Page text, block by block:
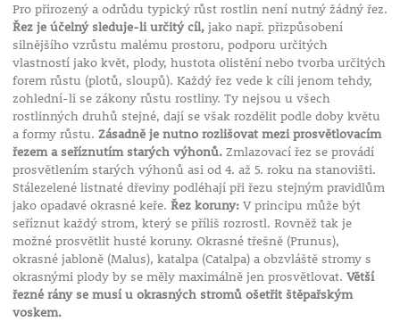
Pro přirozený a odrůdu typický růst rostlin není nutný žádný řez.
Řez je účelný sleduje-li určitý cíl,jako např. přizpůsobení
silnějšího vzrůstu malému prostoru, podporu určitých
vlastností jako květ, plody, hustota olistění nebo tvorba určitých
forem růstu (plotů, sloupů). Každý řez vede k cíli jenom tehdy,
zohlední-li se zákony růstu rostliny. Ty nejsou u všech
rostlinných druhů stejné, dají se však rozdělit podle doby květu
a formy růstu. Zásadně je nutno rozlišovat mezi prosvětlovacím
řezem a seříznutím starých výhonů.Zmlazovací řez se provádí
prosvětlením starých výhonů asi od 4. až 5. roku na stanovišti.
Stálezelené listnaté dřeviny podléhají při řezu stejným pravidlům
jako opadavé okrasné keře. Řez koruny:V principu může být
seříznut každý strom, který se příliš rozrostl. Rovněž tak je
možné prosvětlit husté koruny. Okrasné třešně (Prunus),
okrasné jabloně (Malus), katalpa (Catalpa) a obzvláště stromy s
okrasnými plody by se měly maximálně jen prosvětlovat. Větší
řezné rány se musí u okrasných stromů ošetřit štěpařským
voskem.